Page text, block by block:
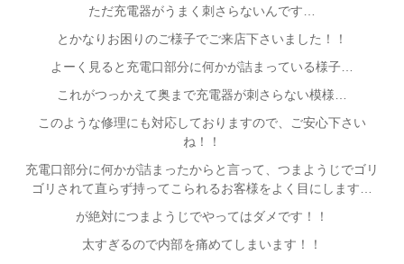
ただ充電器がうまく刺さらないんです…
とかなりお困りのご様子でご来店下さいました！！
よーく見ると充電口部分に何かが詰まっている様子…
これがつっかえて奥まで充電器が刺さらない模様…
このような修理にも対応しておりますので、ご安心下さい
ね！！
充電口部分に何かが詰まったからと言って、つまようじでゴリ
ゴリされて直らず持ってこられるお客様をよく目にします…
が絶対につまようじでやってはダメです！！
太すぎるので内部を痛めてしまいます！！